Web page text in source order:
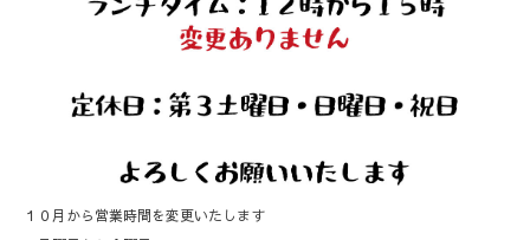
１０月から営業時間を変更いたします